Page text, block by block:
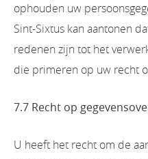
ophouden uw
Sint-Sixtus kan aantonen
redenen zijn tot het
die primeren op uw recht
7.7 Recht op
U heeft het recht om de